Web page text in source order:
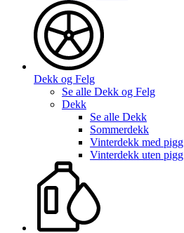
Dekk og Felg
Se alle Dekk og Felg
Dekk
Se alle Dekk
Sommerdekk
Vinterdekk med pigg
Vinterdekk uten pigg